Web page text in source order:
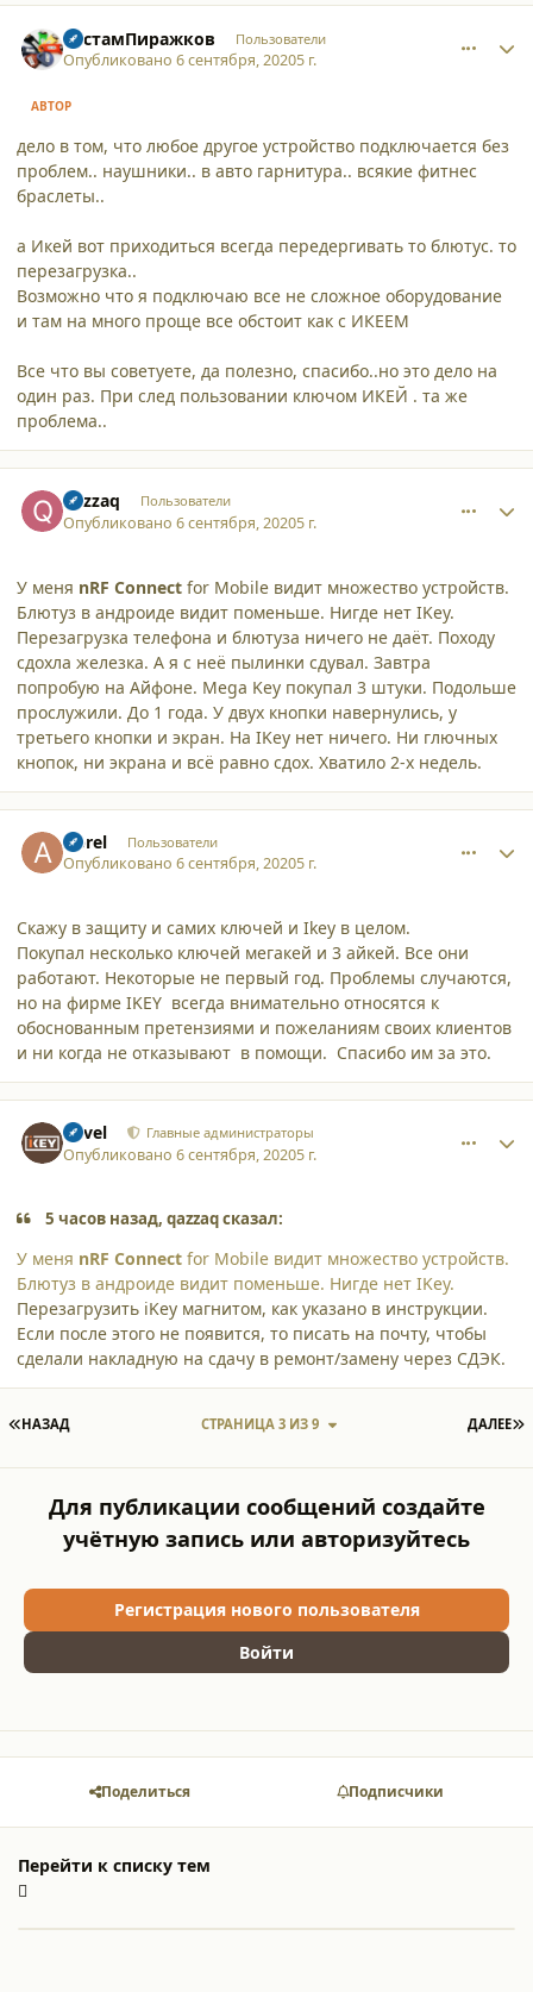
РустамПиражков Пользователи
Опубликовано6 сентября, 20205 г.
АВТОР
дело в том, что любое другое устройство подключается без
проблем.. наушники.. в авто гарнитура.. всякие фитнес
браслеты..
а Икей вот приходиться всегда передергивать то блютус. то
перезагрузка..
Возможно что я подключаю все не сложное оборудование
и там на много проще все обстоит как с ИКЕЕМ
Все что вы советуете, да полезно, спасибо..но это дело на
один раз. При след пользовании ключом ИКЕЙ . та же
проблема..
qazzaq Пользователи
Опубликовано6 сентября, 20205 г.
У меня nRF Connect for Mobile видит множество устройств.
Блютуз в андроиде видит поменьше. Нигде нет IKey.
Перезагрузка телефона и блютуза ничего не даёт. Походу
сдохла железка. А я с неё пылинки сдувал. Завтра
попробую на Айфоне. Mega Key покупал 3 штуки. Подольше
прослужили. До 1 года. У двух кнопки навернулись, у
третьего кнопки и экран. На IKey нет ничего. Ни глючных
кнопок, ни экрана и всё равно сдох. Хватило 2-х недель.
Aprel Пользователи
Опубликовано6 сентября, 20205 г.
Скажу в защиту и самих ключей и Ikey в целом.
Покупал несколько ключей мегакей и 3 айкей. Все они
работают. Некоторые не первый год. Проблемы случаются,
но на фирме IKEY всегда внимательно относятся к
обоснованным претензиями и пожеланиям своих клиентов
и ни когда не отказывают в помощи. Спасибо им за это.
Pavel Главные администраторы
Опубликовано6 сентября, 20205 г.
5 часов назад, qazzaq сказал:
У меня nRF Connect for Mobile видит множество устройств.
Блютуз в андроиде видит поменьше. Нигде нет IKey.
Перезагрузить iKey магнитом, как указано в инструкции.
Если после этого не появится, то писать на почту, чтобы
сделали накладную на сдачу в ремонт/замену через СДЭК.
ПЕРВАЯ СТРАНИЦА
НАЗАД ДАЛЕЕ
СТРАНИЦА 3 ИЗ 9
Для публикации сообщений создайте
учётную запись или авторизуйтесь
Регистрация нового пользователя
Войти
Поделиться Подписчики
Перейти к списку тем